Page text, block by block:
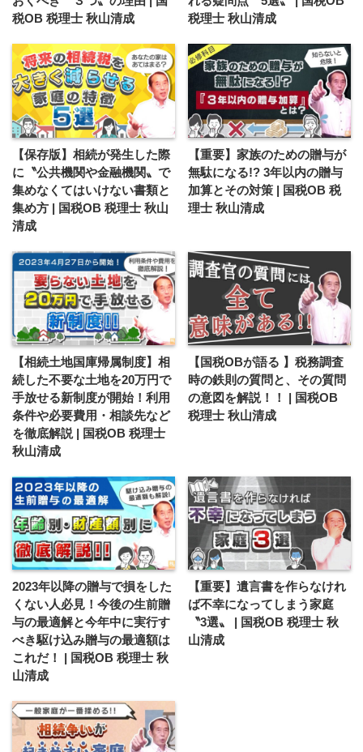
税OB 税理士 秋山清成
税理士 秋山清成
【保存版】相続が発生した際
に〝公共機関や金融機関〟で
集めなくてはいけない書類と
集め方 | 国税OB 税理士 秋山
清成
【重要】家族のための贈与が
無駄になる!? 3年以内の贈与
加算とその対策 | 国税OB 税
理士 秋山清成
【相続土地国庫帰属制度】相
続した不要な土地を20万円で
手放せる新制度が開始！利用
条件や必要費用・相談先など
を徹底解説 | 国税OB 税理士
秋山清成
【国税OBが語る 】税務調査
時の鉄則の質問と、その質問
の意図を解説！！ | 国税OB
税理士 秋山清成
2023年以降の贈与で損をした
くない人必見！今後の生前贈
与の最適解と今年中に実行す
べき駆け込み贈与の最適額は
これだ！ | 国税OB 税理士 秋
山清成
【重要】遺言書を作らなけれ
ば不幸になってしまう家庭
〝3選〟 | 国税OB 税理士 秋
山清成